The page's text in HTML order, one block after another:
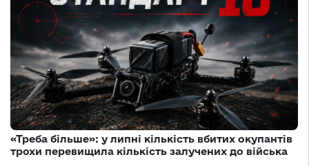
«Треба більше»: у липні кількість вбитих окупантів
трохи перевищила кількість залучених до війська